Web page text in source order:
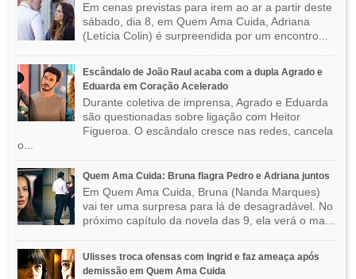
Em cenas previstas para irem ao ar a partir deste
sábado, dia 8, em Quem Ama Cuida, Adriana
(Letícia Colin) é surpreendida por um encontro...
Escândalo de João Raul acaba com a dupla Agrado e
Eduarda em Coração Acelerado
Durante coletiva de imprensa, Agrado e Eduarda
são questionadas sobre ligação com Heitor
Figueroa. O escândalo cresce nas redes, cancela
o...
Quem Ama Cuida: Bruna flagra Pedro e Adriana juntos
Em Quem Ama Cuida, Bruna (Nanda Marques)
vai ter uma surpresa para lá de desagradável. No
próximo capítulo da novela das 9, ela verá o ma...
Ulisses troca ofensas com Ingrid e faz ameaça após
demissão em Quem Ama Cuida